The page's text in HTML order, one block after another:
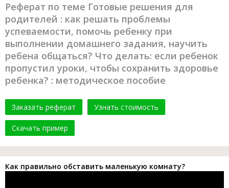
Реферат по теме Готовые решения для
родителей : как решать проблемы
успеваемости, помочь ребенку при
выполнении домашнего задания, научить
ребена общаться? Что делать: если ребенок
пропустил уроки, чтобы сохранить здоровье
ребенка? : методическое пособие
Заказать реферат Узнать стоимость
Скачать пример
Как правильно обставить маленькую комнату?